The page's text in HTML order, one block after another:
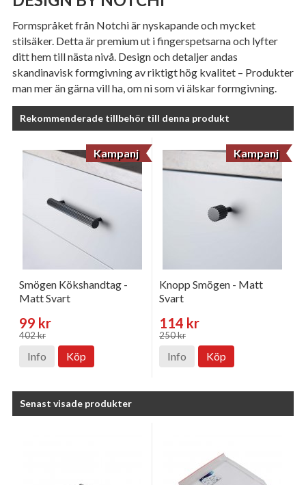
Formspråket från Notchi är nyskapande och mycket
stilsäker. Detta är premium ut i fingerspetsarna och lyfter
ditt hem till nästa nivå. Design och detaljer andas
skandinavisk formgivning av riktigt hög kvalitet – Produkter
man mer än gärna vill ha, om ni som vi älskar formgivning.
Rekommenderade tillbehör till denna produkt
Kampanj
Smögen Kökshandtag -
Matt Svart
99 kr
402 kr
Info Köp
Kampanj
Knopp Smögen - Matt
Svart
114 kr
250 kr
Info Köp
Senast visade produkter